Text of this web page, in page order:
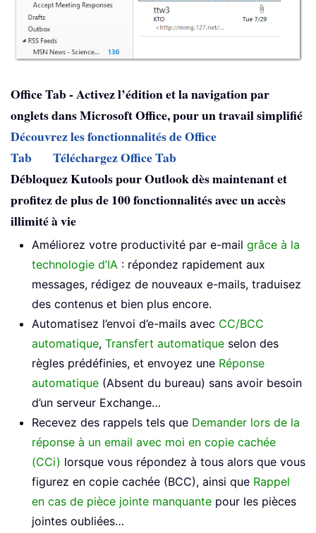
Office Tab - Activez l’édition et la navigation par
onglets dans Microsoft Office, pour un travail simplifié
Découvrez les fonctionnalités de Office
Tab
Téléchargez Office Tab
Débloquez Kutools pour Outlook dès maintenant et
profitez de plus de 100 fonctionnalités avec un accès
illimité à vie
Améliorez votre productivité par e-mail grâce à la
technologie d’IA : répondez rapidement aux
messages, rédigez de nouveaux e-mails, traduisez
des contenus et bien plus encore.
Automatisez l’envoi d’e-mails avec CC/BCC
automatique, Transfert automatique selon des
règles prédéfinies, et envoyez une Réponse
automatique (Absent du bureau) sans avoir besoin
d’un serveur Exchange…
Recevez des rappels tels que Demander lors de la
réponse à un email avec moi en copie cachée
(CCi) lorsque vous répondez à tous alors que vous
figurez en copie cachée (BCC), ainsi que Rappel
en cas de pièce jointe manquante pour les pièces
jointes oubliées…